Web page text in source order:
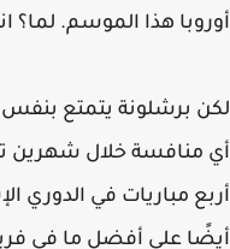
هذا الموسم. لما؟
برشلونة يتمتع بنفس
منافسة خلال شهرين